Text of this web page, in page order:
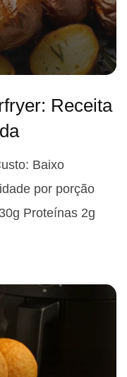
Receita
Baixo
por porção
Proteínas 2g